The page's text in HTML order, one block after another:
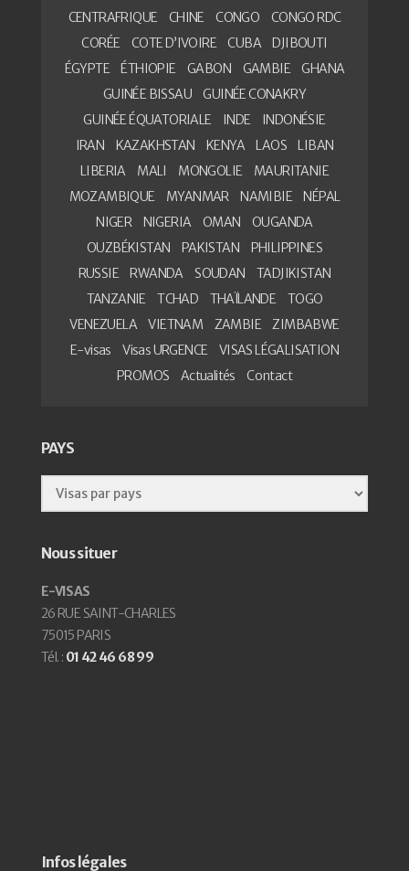
CENTRAFRIQUE
CHINE CONGO
CONGO RDC
CORÉE
COTE D’IVOIRE CUBA
DJIBOUTI
ÉGYPTE
ÉTHIOPIE GABON GAMBIE
GHANA
GUINÉE BISSAU
GUINÉE CONAKRY
GUINÉE ÉQUATORIALE
INDE
INDONÉSIE
IRAN
KAZAKHSTAN KENYA LAOS
LIBAN
LIBERIA
MALI MONGOLIE
MAURITANIE
MOZAMBIQUE
MYANMAR NAMIBIE
NÉPAL
NIGER
NIGERIA OMAN
OUGANDA
OUZBÉKISTAN
PAKISTAN
PHILIPPINES
RUSSIE
RWANDA SOUDAN
TADJIKISTAN
TANZANIE
TCHAD THAÏLANDE
TOGO
VENEZUELA
VIETNAM ZAMBIE
ZIMBABWE
E-visas
Visas URGENCE
VISAS LÉGALISATION
PROMOS
Actualités Contact
PAYS
Nous situer
E-VISAS
26 RUE SAINT-CHARLES
75015 PARIS
Tél. : 01 42 46 68 99
Infos légales